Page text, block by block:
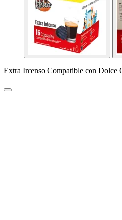
Extra Intenso Compatible con Dolce